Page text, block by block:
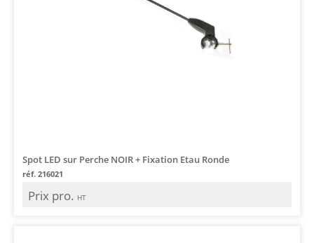
Spot LED sur Perche NOIR + Fixation Etau Ronde
réf. 216021
Prix pro. HT